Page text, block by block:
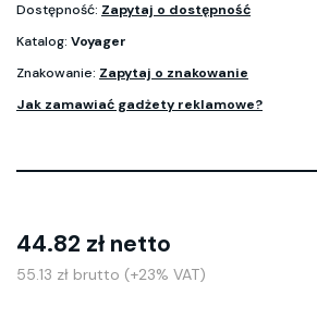
Dostępność: Zapytaj o dostępność
Katalog: Voyager
Znakowanie: Zapytaj o znakowanie
Jak zamawiać gadżety reklamowe?
44.82 zł netto
55.13 zł brutto (+23% VAT)